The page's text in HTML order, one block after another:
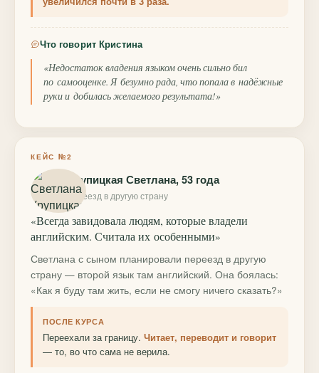
Что говорит Кристина
«Недостаток владения языком очень сильно бил
по самооценке. Я безумно рада, что попала в надёжные
руки и добилась желаемого результата!»
КЕЙС №2
Крупицкая Светлана, 53 года
переезд в другую страну
«Всегда завидовала людям, которые владели
английским. Считала их особенными»
Светлана с сыном планировали переезд в другую
страну — второй язык там английский. Она боялась:
«Как я буду там жить, если не смогу ничего сказать?»
ПОСЛЕ КУРСА
Переехали за границу. Читает, переводит и говорит
— то, во что сама не верила.